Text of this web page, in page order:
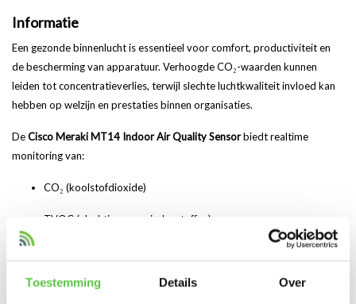
Toestemming Details Over
Informatie
Een gezonde binnenlucht is essentieel voor comfort, productiviteit en
de bescherming van apparatuur. Verhoogde CO₂-waarden kunnen
leiden tot concentratieverlies, terwijl slechte luchtkwaliteit invloed kan
hebben op welzijn en prestaties binnen organisaties.
DeCisco Meraki MT14 Indoor Air Quality Sensorbiedt realtime
monitoring van:
CO₂ (koolstofdioxide)
TVOC (vluchtige organische stoffen)
Relatieve luchtvochtigheid